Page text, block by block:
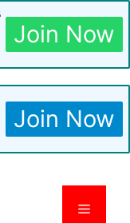
Join Now
Join Now
Menu